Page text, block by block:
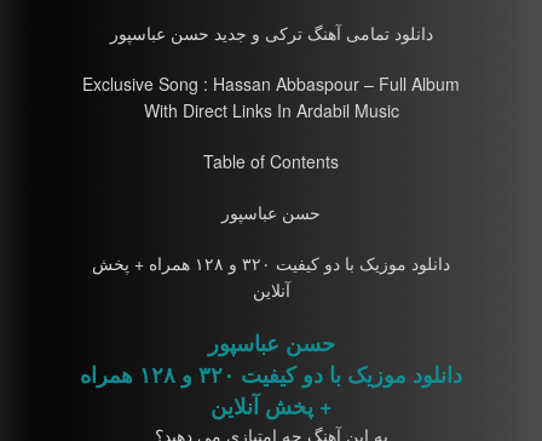
دانلود تمامی آهنگ ترکی و جدید حسن عباسپور
Exclusive Song : Hassan Abbaspour – Full Album
With Direct Links In Ardabil Music
Table of Contents
حسن عباسپور
دانلود موزیک با دو کیفیت ۳۲۰ و ۱۲۸ همراه + پخش
آنلاین
حسن عباسپور
دانلود موزیک با دو کیفیت ۳۲۰ و ۱۲۸ همراه
+ پخش آنلاین
به این آهنگ چه امتیازی می دهید؟